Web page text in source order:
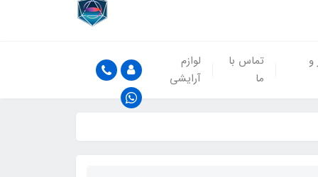
و
تماس با
ما
لوازم
آرایشی